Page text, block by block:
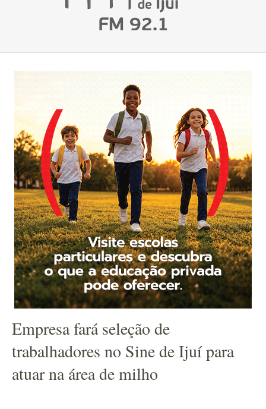
Empresa fará seleção de
trabalhadores no Sine de Ijuí para
atuar na área de milho